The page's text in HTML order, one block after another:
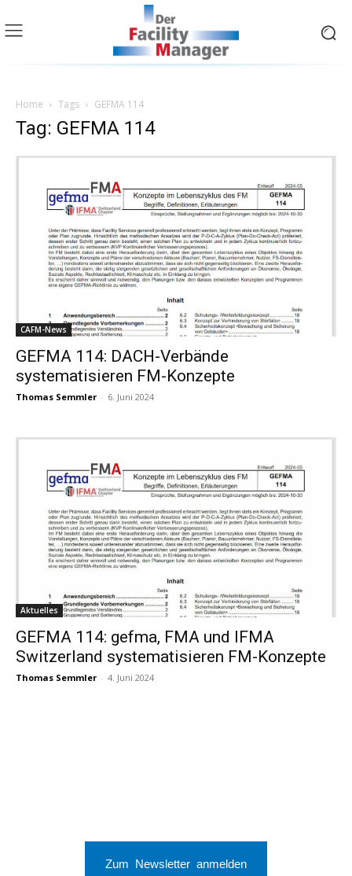
Home Tags GEFMA 114
Tag: GEFMA 114
CAFM-News
GEFMA 114: DACH-Verbände
systematisieren FM-Konzepte
Thomas Semmler - 6. Juni 2024
Aktuelles
GEFMA 114: gefma, FMA und IFMA
Switzerland systematisieren FM-Konzepte
Thomas Semmler - 4. Juni 2024
Zum Newsletter anmelden